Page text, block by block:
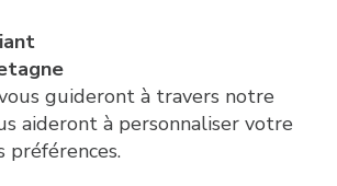
guideront à travers notre
aideront à personnaliser votre
préférences.